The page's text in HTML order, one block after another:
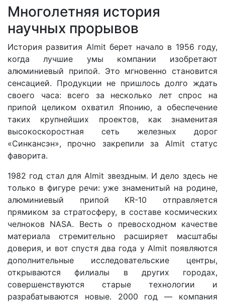
Многолетняя история
научных прорывов
История развития Almit берет начало в 1956 году,
когда лучшие умы компании изобретают
алюминиевый припой. Это мгновенно становится
сенсацией. Продукции не пришлось долго ждать
своего часа: всего за несколько лет спрос на
припой целиком охватил Японию, а обеспечение
таких крупнейших проектов, как знаменитая
высокоскоростная сеть железных дорог
«Синкансэн», прочно закрепили за Almit статус
фаворита.
1982 год стал для Almit звездным. И дело здесь не
только в фигуре речи: уже знаменитый на родине,
алюминиевый припой KR-10 отправляется
прямиком за стратосферу, в составе космических
челноков NASA. Весть о превосходном качестве
материала стремительно расширяет масштабы
доверия, и вот спустя два года у Almit появляются
дополнительные исследовательские центры,
открываются филиалы в других городах,
совершенствуются старые технологии и
разрабатываются новые. 2000 год — компания